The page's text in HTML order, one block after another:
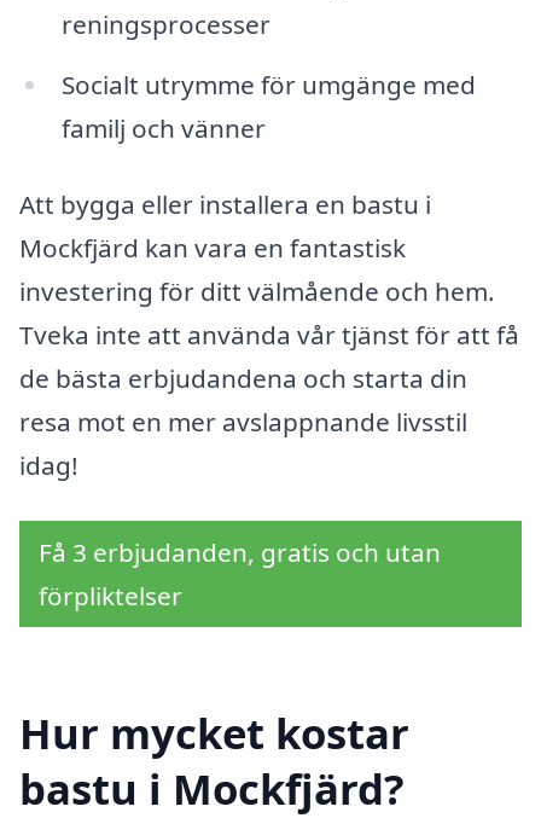
reningsprocesser
Socialt utrymme för umgänge med
familj och vänner
Att bygga eller installera en bastu i
Mockfjärd kan vara en fantastisk
investering för ditt välmående och hem.
Tveka inte att använda vår tjänst för att få
de bästa erbjudandena och starta din
resa mot en mer avslappnande livsstil
idag!
Få 3 erbjudanden, gratis och utan
förpliktelser
Hur mycket kostar
bastu i Mockfjärd?